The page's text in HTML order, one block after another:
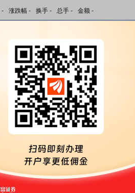
- 涨跌幅 - 换手 - 总手 - 金额 -
股东大会 个股研报
初始投资
金额(元)
持股数量
(股)
期初余额
(元)
暂无数据